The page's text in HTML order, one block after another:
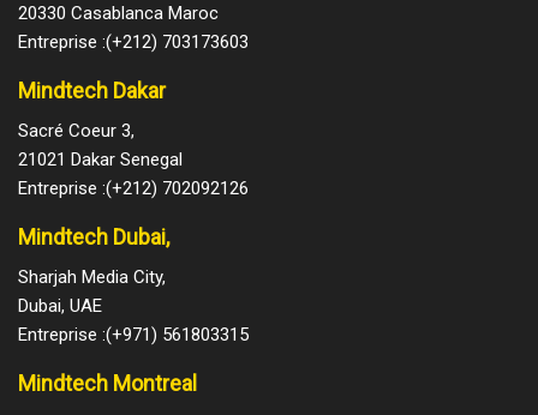
20330 Casablanca Maroc
Entreprise :(+212) 703173603
Mindtech Dakar
Sacré Coeur 3,
21021 Dakar Senegal
Entreprise :(+212) 702092126
Mindtech Dubai,
Sharjah Media City,
Dubai, UAE
Entreprise :(+971) 561803315
Mindtech Montreal